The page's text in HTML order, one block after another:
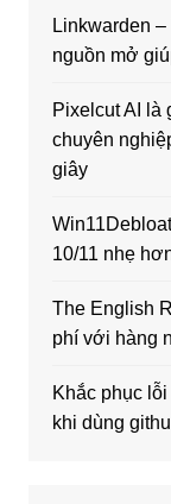
Linkwarden
nguồn mở
Pixelcut AI là
chuyên
giây
10/11 nhẹ
The English
phí với hàng
Khắc phục
khi dùng